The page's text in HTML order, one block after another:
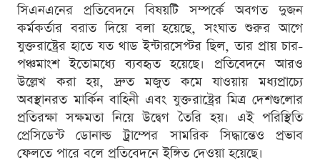
সিএনএনের প্রতিবেদনে বিষয়টি সম্পর্কে অবগত দুজন
কর্মকর্তার বরাত দিয়ে বলা হয়েছে, সংঘাত শুরুর আগে
যুক্তরাষ্ট্রের হাতে যত থাড ইন্টারসেপ্টর ছিল, তার প্রায় চার-
পঞ্চমাংশ ইতোমধ্যে ব্যবহৃত হয়েছে। প্রতিবেদনে আরও
উল্লেখ করা হয়, দ্রুত মজুত কমে যাওয়ায় মধ্যপ্রাচ্যে
অবস্থানরত মার্কিন বাহিনী এবং যুক্তরাষ্ট্রের মিত্র দেশগুলোর
প্রতিরক্ষা সক্ষমতা নিয়ে উদ্বেগ তৈরি হয়। এই পরিস্থিতি
প্রেসিডেন্ট ডোনাল্ড ট্রাম্পের সামরিক সিদ্ধান্তেও প্রভাব
ফেলতে পারে বলে প্রতিবেদনে ইঙ্গিত দেওয়া হয়েছে।